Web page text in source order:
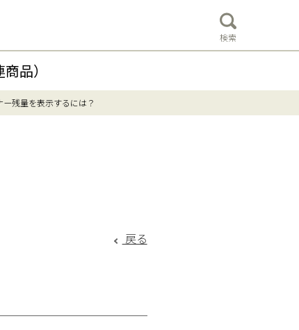
検索
品）
残量を表示するには？
戻る